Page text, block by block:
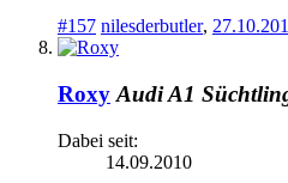
#157 nilesderbutler,
Roxy Audi A1
Dabei seit:
14.09.2010